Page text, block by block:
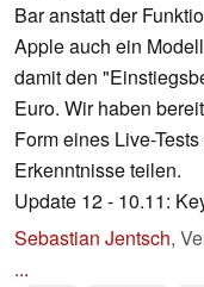
Bar anstatt der
Apple auch ein
damit den
Euro. Wir haben
Form eines Live-
Erkenntnisse teilen.
Update 12 - 10.11:
Sebastian Jentsch,
...